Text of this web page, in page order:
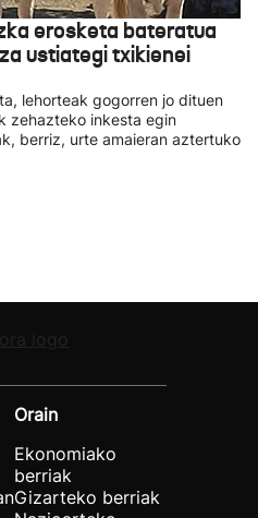
erosketa bateratua
ustiategi txikienei
lehorteak gogorren jo dituen
zehazteko inkesta egin
berriz, urte amaieran aztertuko
Orain
Ekonomiako
berriak
Gizarteko berriak